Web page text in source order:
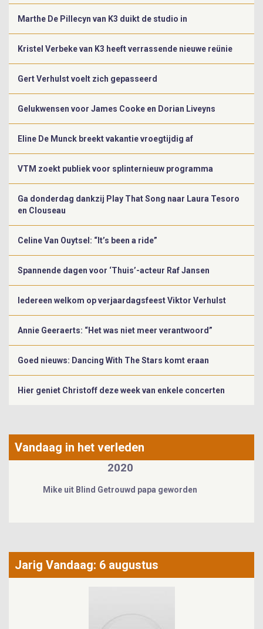
Marthe De Pillecyn van K3 duikt de studio in
Kristel Verbeke van K3 heeft verrassende nieuwe reünie
Gert Verhulst voelt zich gepasseerd
Gelukwensen voor James Cooke en Dorian Liveyns
Eline De Munck breekt vakantie vroegtijdig af
VTM zoekt publiek voor splinternieuw programma
Ga donderdag dankzij Play That Song naar Laura Tesoro
en Clouseau
Celine Van Ouytsel: “It’s been a ride”
Spannende dagen voor ‘Thuis’-acteur Raf Jansen
Iedereen welkom op verjaardagsfeest Viktor Verhulst
Annie Geeraerts: “Het was niet meer verantwoord”
Goed nieuws: Dancing With The Stars komt eraan
Hier geniet Christoff deze week van enkele concerten
Vandaag in het verleden
James Cooke getrouwd
Jarig Vandaag: 6 augustus